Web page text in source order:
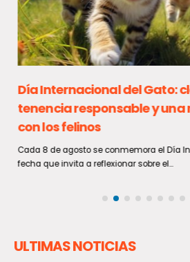
Día Internacional del Gato:
tenencia responsable y una
con los felinos
Cada 8 de agosto se conmemora el Día
fecha que invita a reflexionar sobre el...
ULTIMAS NOTICIAS